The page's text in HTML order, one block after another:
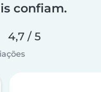
confiam.
4,7 / 5